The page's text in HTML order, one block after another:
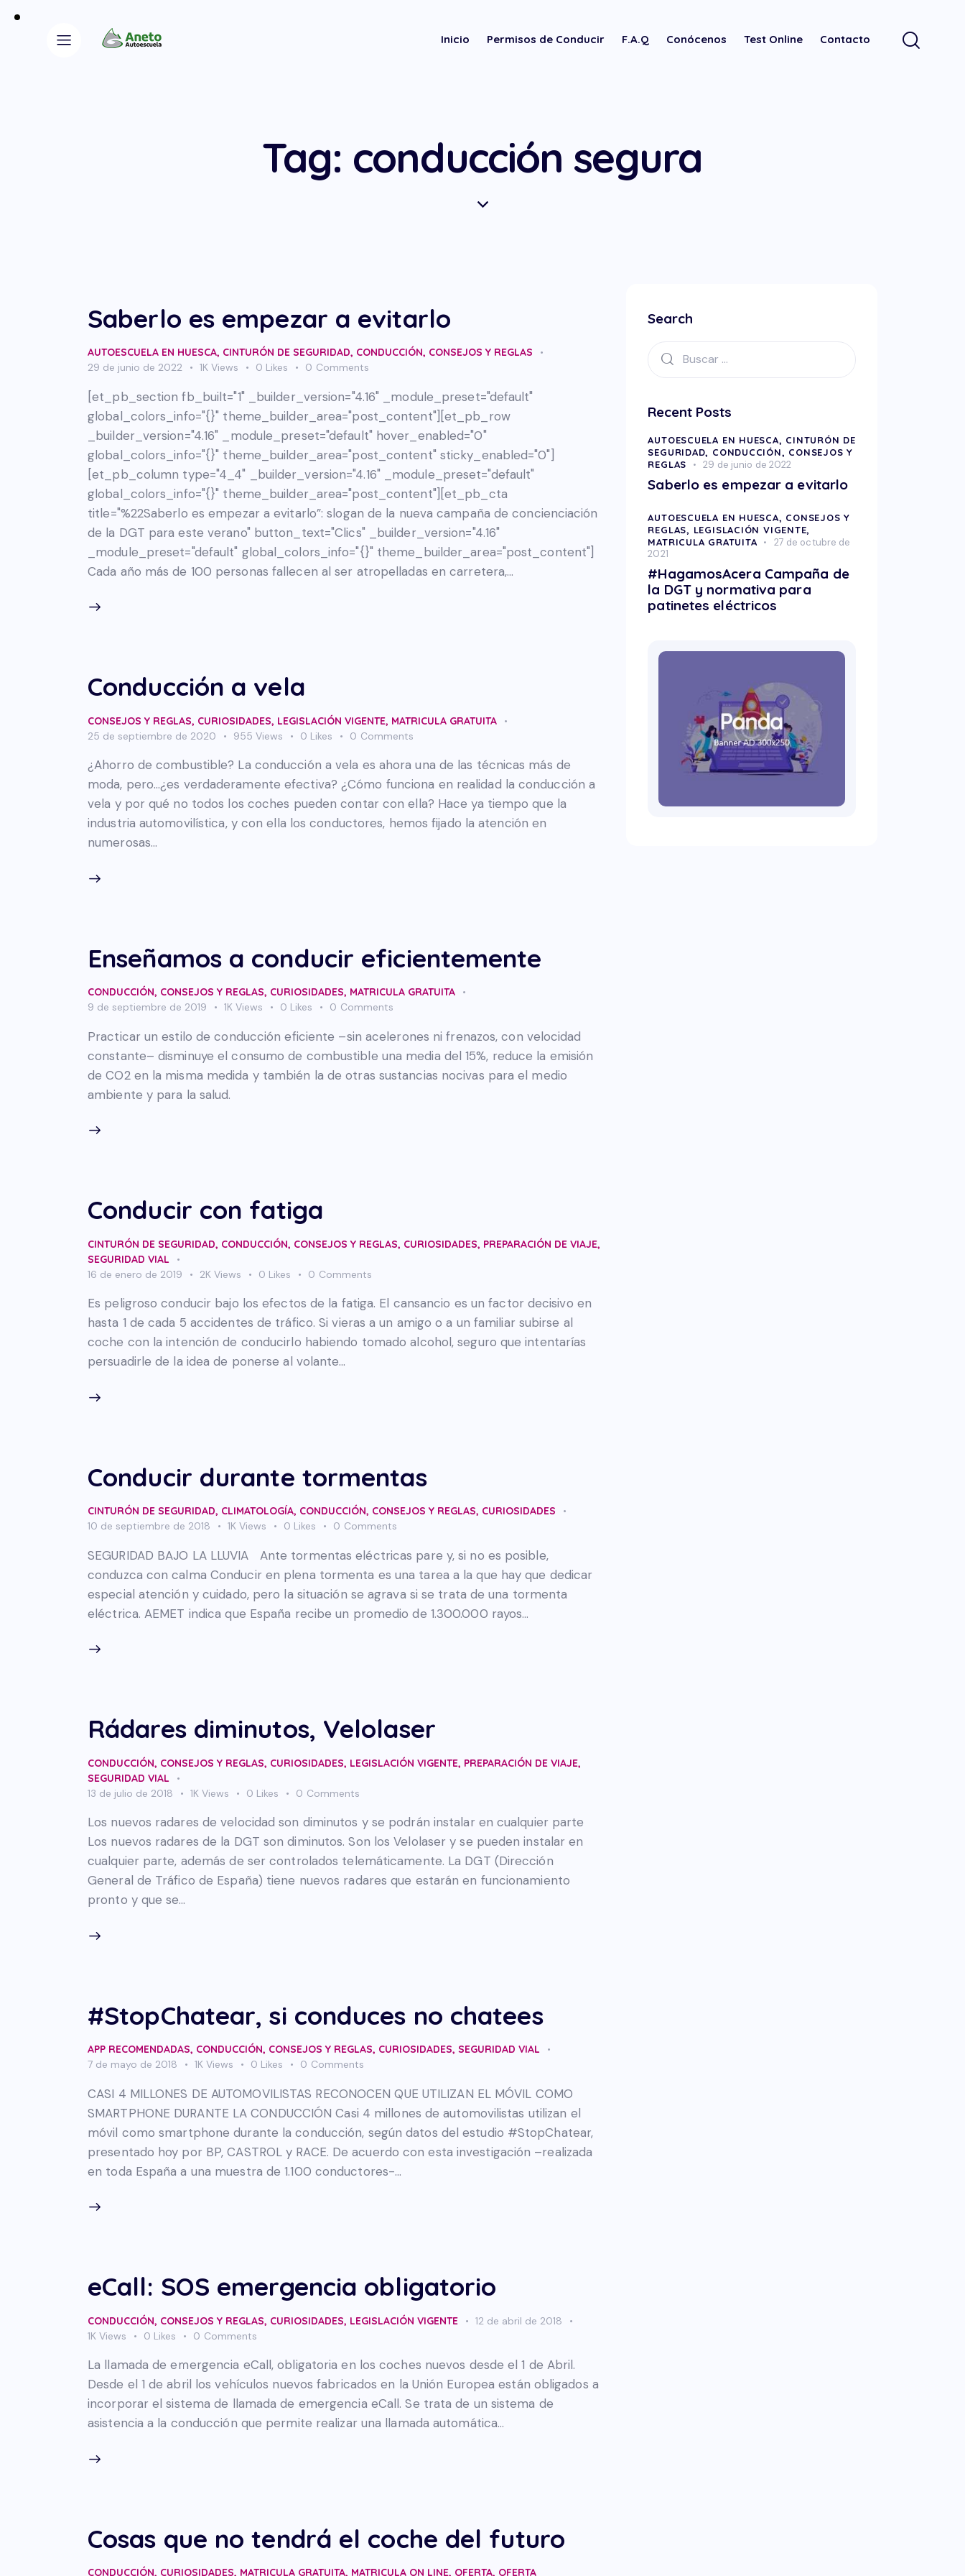
Inicio Permisos de Conducir F.A.Q Conócenos Test Online Contacto
Tag: conducción segura
Saberlo es empezar a evitarlo
AUTOESCUELA EN HUESCA, CINTURÓN DE SEGURIDAD, CONDUCCIÓN, CONSEJOS Y REGLAS
29 de junio de 2022
1K Views 0 Likes 0 Comments
[et_pb_section fb_built="1" _builder_version="4.16" _module_preset="default"
global_colors_info="{}" theme_builder_area="post_content"][et_pb_row
_builder_version="4.16" _module_preset="default" hover_enabled="0"
global_colors_info="{}" theme_builder_area="post_content" sticky_enabled="0"]
[et_pb_column type="4_4" _builder_version="4.16" _module_preset="default"
global_colors_info="{}" theme_builder_area="post_content"][et_pb_cta
title="%22Saberlo es empezar a evitarlo”: slogan de la nueva campaña de concienciación
de la DGT para este verano" button_text="Clics" _builder_version="4.16"
_module_preset="default" global_colors_info="{}" theme_builder_area="post_content"]
Cada año más de 100 personas fallecen al ser atropelladas en carretera,…
Conducción a vela
CONSEJOS Y REGLAS, CURIOSIDADES, LEGISLACIÓN VIGENTE, MATRICULA GRATUITA
25 de septiembre de 2020
955 Views 0 Likes 0 Comments
¿Ahorro de combustible? La conducción a vela es ahora una de las técnicas más de
moda, pero…¿es verdaderamente efectiva? ¿Cómo funciona en realidad la conducción a
vela y por qué no todos los coches pueden contar con ella? Hace ya tiempo que la
industria automovilística, y con ella los conductores, hemos fijado la atención en
numerosas…
Enseñamos a conducir eficientemente
CONDUCCIÓN, CONSEJOS Y REGLAS, CURIOSIDADES, MATRICULA GRATUITA
9 de septiembre de 2019
1K Views 0 Likes 0 Comments
Practicar un estilo de conducción eficiente –sin acelerones ni frenazos, con velocidad
constante– disminuye el consumo de combustible una media del 15%, reduce la emisión
de CO2 en la misma medida y también la de otras sustancias nocivas para el medio
ambiente y para la salud.
Conducir con fatiga
CINTURÓN DE SEGURIDAD, CONDUCCIÓN, CONSEJOS Y REGLAS, CURIOSIDADES, PREPARACIÓN DE VIAJE,
SEGURIDAD VIAL
16 de enero de 2019
2K Views 0 Likes 0 Comments
Es peligroso conducir bajo los efectos de la fatiga. El cansancio es un factor decisivo en
hasta 1 de cada 5 accidentes de tráfico. Si vieras a un amigo o a un familiar subirse al
coche con la intención de conducirlo habiendo tomado alcohol, seguro que intentarías
persuadirle de la idea de ponerse al volante…
Conducir durante tormentas
CINTURÓN DE SEGURIDAD, CLIMATOLOGÍA, CONDUCCIÓN, CONSEJOS Y REGLAS, CURIOSIDADES
10 de septiembre de 2018
1K Views 0 Likes 0 Comments
SEGURIDAD BAJO LA LLUVIA Ante tormentas eléctricas pare y, si no es posible,
conduzca con calma Conducir en plena tormenta es una tarea a la que hay que dedicar
especial atención y cuidado, pero la situación se agrava si se trata de una tormenta
eléctrica. AEMET indica que España recibe un promedio de 1.300.000 rayos…
Rádares diminutos, Velolaser
CONDUCCIÓN, CONSEJOS Y REGLAS, CURIOSIDADES, LEGISLACIÓN VIGENTE, PREPARACIÓN DE VIAJE,
SEGURIDAD VIAL
13 de julio de 2018
1K Views 0 Likes 0 Comments
Los nuevos radares de velocidad son diminutos y se podrán instalar en cualquier parte
Los nuevos radares de la DGT son diminutos. Son los Velolaser y se pueden instalar en
cualquier parte, además de ser controlados telemáticamente. La DGT (Dirección
General de Tráfico de España) tiene nuevos radares que estarán en funcionamiento
pronto y que se…
#StopChatear, si conduces no chatees
APP RECOMENDADAS, CONDUCCIÓN, CONSEJOS Y REGLAS, CURIOSIDADES, SEGURIDAD VIAL
7 de mayo de 2018
1K Views 0 Likes 0 Comments
CASI 4 MILLONES DE AUTOMOVILISTAS RECONOCEN QUE UTILIZAN EL MÓVIL COMO
SMARTPHONE DURANTE LA CONDUCCIÓN Casi 4 millones de automovilistas utilizan el
móvil como smartphone durante la conducción, según datos del estudio #StopChatear,
presentado hoy por BP, CASTROL y RACE. De acuerdo con esta investigación –realizada
en toda España a una muestra de 1.100 conductores-…
eCall: SOS emergencia obligatorio
CONDUCCIÓN, CONSEJOS Y REGLAS, CURIOSIDADES, LEGISLACIÓN VIGENTE
12 de abril de 2018
1K Views 0 Likes 0 Comments
La llamada de emergencia eCall, obligatoria en los coches nuevos desde el 1 de Abril.
Desde el 1 de abril los vehículos nuevos fabricados en la Unión Europea están obligados a
incorporar el sistema de llamada de emergencia eCall. Se trata de un sistema de
asistencia a la conducción que permite realizar una llamada automática…
Cosas que no tendrá el coche del futuro
CONDUCCIÓN, CURIOSIDADES, MATRICULA GRATUITA, MATRICULA ON LINE, OFERTA, OFERTA
Search
Recent Posts
AUTOESCUELA EN HUESCA, CINTURÓN DE
SEGURIDAD, CONDUCCIÓN, CONSEJOS Y
REGLAS
29 de junio de 2022
Saberlo es empezar a evitarlo
AUTOESCUELA EN HUESCA, CONSEJOS Y
REGLAS, LEGISLACIÓN VIGENTE,
MATRICULA GRATUITA
27 de octubre de
2021
#HagamosAcera Campaña de
la DGT y normativa para
patinetes eléctricos